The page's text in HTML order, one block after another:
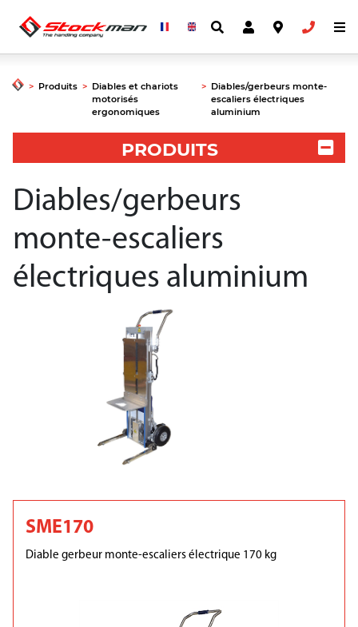
> Produits > Diables et chariots
motorisés
ergonomiques
> Diables/gerbeurs monte-
escaliers électriques
aluminium
PRODUITS
Diables/gerbeurs
monte-escaliers
électriques aluminium
SME170
Diable gerbeur monte-escaliers électrique 170 kg